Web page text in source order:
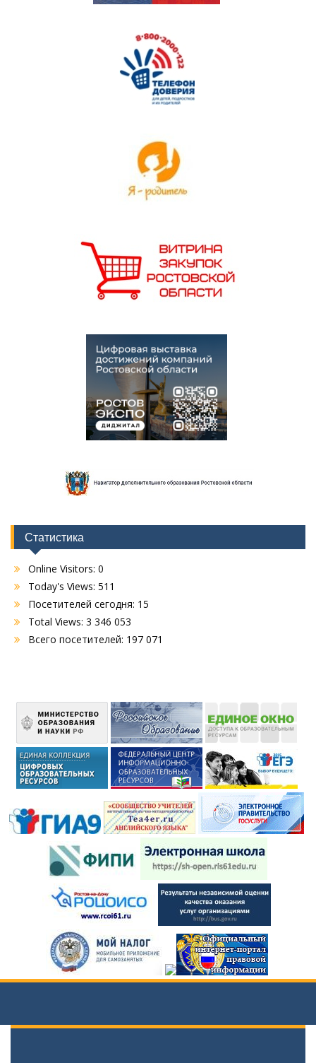
Статистика
Online Visitors: 0
Today's Views: 511
Посетителей сегодня: 15
Total Views: 3 346 053
Всего посетителей: 197 071